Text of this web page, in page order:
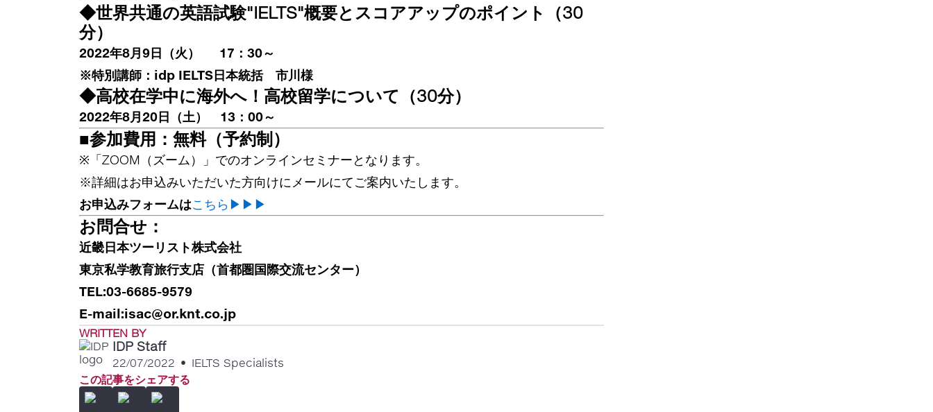
◆世界共通の英語試験"IELTS"概要とスコアアップのポイント（30
分）
2022年8月9日（火） 17：30～
※特別講師：idp IELTS日本統括 市川様
◆高校在学中に海外へ！高校留学について（30分）
2022年8月20日（土） 13：00～
■参加費用：無料（予約制）
※「ZOOM（ズーム）」でのオンラインセミナーとなります。
※詳細はお申込みいただいた方向けにメールにてご案内いたします。
お申込みフォームはこちら▶▶▶
お問合せ：
近畿日本ツーリスト株式会社
東京私学教育旅行支店（首都圏国際交流センター）
TEL:03-6685-9579
E-mail:isac@or.knt.co.jp
WRITTEN BY
IDP Staff
22/07/2022 • IELTS Specialists
この記事をシェアする